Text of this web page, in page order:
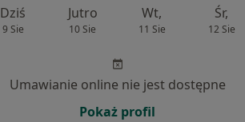
Dziś
9 Sie
Jutro
10 Sie
Wt,
11 Sie
Śr,
12 Sie
Umawianie online nie jest dostępne
Pokaż profil